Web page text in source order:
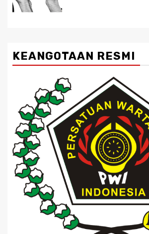
KEANGOTAAN RESMI